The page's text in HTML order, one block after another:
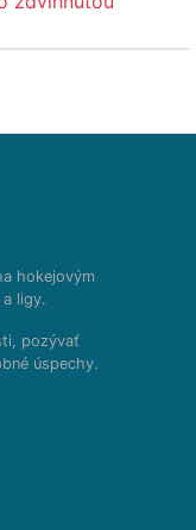
hokejovým
ligy.
pozývať
úspechy.